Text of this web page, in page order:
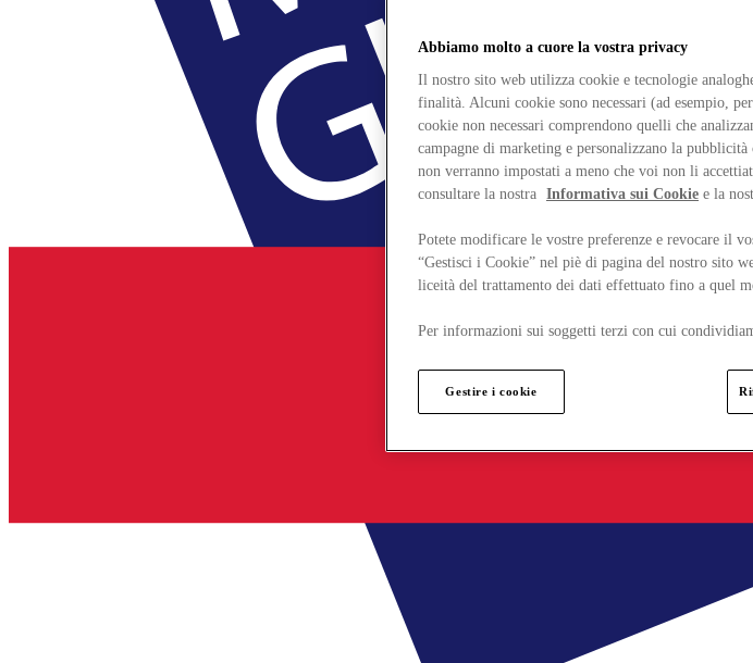
Abbiamo molto a cuore la vostra privacy
Il nostro sito web utilizza cookie e tecnologie
finalità. Alcuni cookie sono necessari (ad esempio,
cookie non necessari comprendono quelli che
campagne di marketing e personalizzano la
non verranno impostati a meno che voi non li
consultare la nostra Informativa sui Cookie e la
Potete modificare le vostre preferenze e revocare il
“Gestisci i Cookie” nel piè di pagina del nostro sito
liceità del trattamento dei dati effettuato fino a quel
Per informazioni sui soggetti terzi con cui
Gestire i cookie